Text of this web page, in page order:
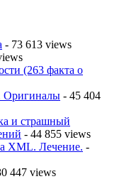
- 73 613 views
(263 факта о
Оригиналы - 45 404
и страшный
- 44 855 views
XML. Лечение. -
447 views